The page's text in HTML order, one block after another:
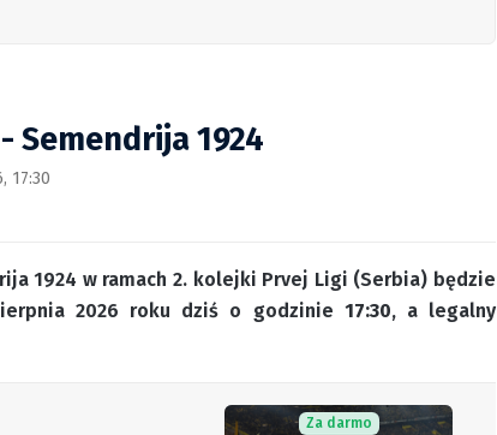
Semendrija 1924
17:30
1924 w ramach 2. kolejki Prvej Ligi (Serbia) będzie
2026 roku dziś o godzinie 17:30, a legalny
Za darmo